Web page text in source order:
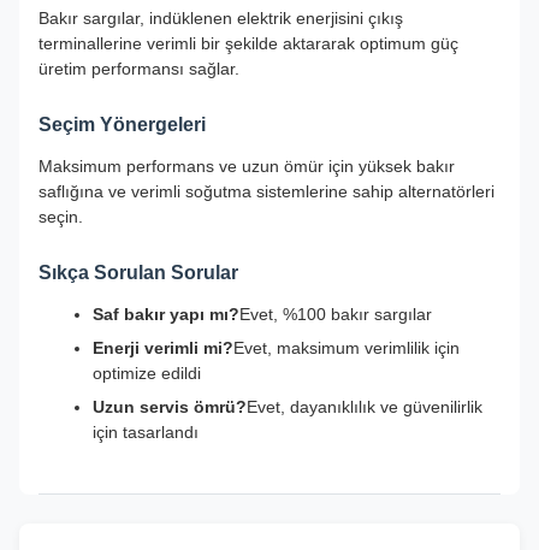
Bakır sargılar, indüklenen elektrik enerjisini çıkış
terminallerine verimli bir şekilde aktararak optimum güç
üretim performansı sağlar.
Seçim Yönergeleri
Maksimum performans ve uzun ömür için yüksek bakır
saflığına ve verimli soğutma sistemlerine sahip alternatörleri
seçin.
Sıkça Sorulan Sorular
Saf bakır yapı mı?Evet, %100 bakır sargılar
Enerji verimli mi?Evet, maksimum verimlilik için
optimize edildi
Uzun servis ömrü?Evet, dayanıklılık ve güvenilirlik
için tasarlandı